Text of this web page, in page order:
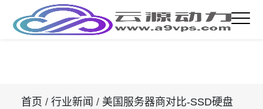
首页 / 行业新闻 / 美国服务器商对比-SSD硬盘